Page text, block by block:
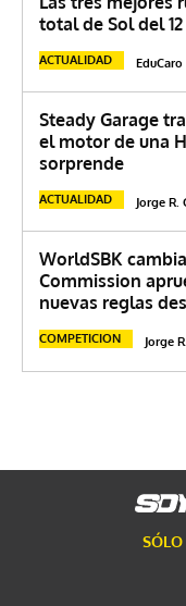
total de Sol del
ACTUALIDAD EduCaro
Steady Garage
el motor de una
sorprende
ACTUALIDAD Jorge R.
WorldSBK
Commission
nuevas reglas
COMPETICION Jorge